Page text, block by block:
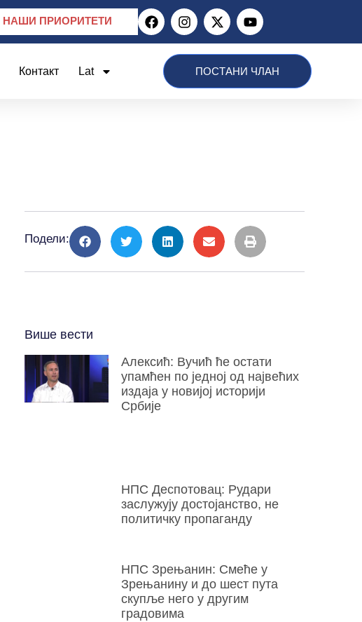
НАШИ ПРИОРИТЕТИ
Контакт Lat ПОСТАНИ ЧЛАН
Подели:
Више вести
Алексић: Вучић ће остати
упамћен по једној од највећих
издаја у новијој историји
Србије
НПС Деспотовац: Рудари
заслужују достојанство, не
политичку пропаганду
НПС Зрењанин: Смеће у
Зрењанину и до шест пута
скупље него у другим
градовима